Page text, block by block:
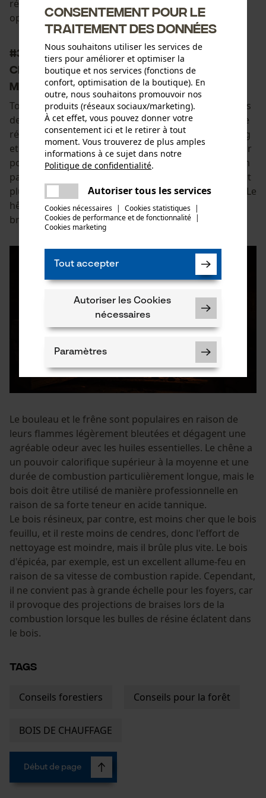
régions d'Allemagne et assure une circulation
optimale de l'air.
#3 Conseils sur le bois de chauffage :
Ces essences de bois ont les
meilleures propriétés
Tous les bois naturels n'ont pas les mêmes propriétés
de combustion. Les bois feuillus produisent moins de
résine et ont donc un temps de combustion plus long
et perdent moins de volume pendant le séchage. Leur
pouvoir calorifique est en conséquence plus élevé, en
particulier pour le charme, dont le bois est également
plus cher et nécessite plus de force lors du fendage. Le
hêtre a une superbe production de flammes et de
braises et est bien adapté aux poêles ouverts.
Le bouleau et le frêne sont populaires en raison de
leurs flammes légèrement bleutées et dégagent une
agréable odeur avec les huiles essentielles. Le chêne a
un pouvoir calorifique supérieur à la moyenne et une
durée de combustion particulièrement longue, mais le
bois doit être utilisé de manière professionnelle en
raison de sa forte teneur en acide tannique.
Le bois résineux, par contre, est moins cher que le bois
feuillu, et il reste moins de cendres, donc l'effort de
nettoyage est moindre, mais il brûle plus vite. Le bois
d'épicéa, par exemple, est un excellent allume-feu en
raison de sa vitesse de combustion rapide. Cependant,
il ne convient pas à grande échelle pour les foyers, car
il provoque des projections de braises lors de la
combustion lorsque les bulles de résine éclatent dans
le bois.
TAGS
Conseils forestiers Conseils pour la forêt
BOIS DE CHAUFFAGE
Début de page
Consentement pour le
traitement des données
Nous souhaitons utiliser les services de
tiers pour améliorer et optimiser la
boutique et nos services (fonctions de
confort, optimisation de la boutique). En
outre, nous souhaitons promouvoir nos
produits (réseaux sociaux/marketing).
À cet effet, vous pouvez donner votre
consentement ici et le retirer à tout
moment. Vous trouverez de plus amples
informations à ce sujet dans notre
Politique de confidentialité.
Autoriser tous les services
Cookies nécessaires | Cookies statistiques |
Cookies de performance et de fonctionnalité |
Cookies marketing
Tout accepter
Autoriser les Cookies
nécessaires
Paramètres
Cookies nécessaires
Vérifier linstallation de cookies
Sauvegarder les préférences
pour traitement des données
Econda Tag Manager
Cookies statistiques
Mouseflow Web Analytics Tool
Cookies de performance et de
fonctionnalité
Une erreur s'est produite. Veuillez
essayer encore.
partager
partager
mail